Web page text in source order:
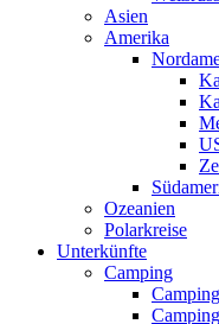
Asien
Amerika
Ozeanien
Polarkreise
Unterkünfte
Camping